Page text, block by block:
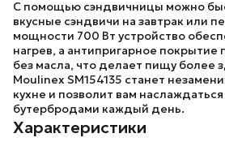
С помощью сэндвичницы можно
вкусные сэндвичи на завтрак или
мощности 700 Вт устройство
нагрев, а антипригарное покрытие
без масла, что делает пищу более
Moulinex SM154135 станет
кухне и позволит вам
бутербродами каждый день.
Характеристики